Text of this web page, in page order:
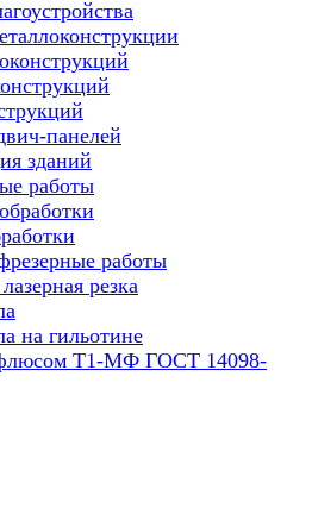
панелей
зданий
работы
работы
резка
на гильотине
Т1-МФ ГОСТ 14098-